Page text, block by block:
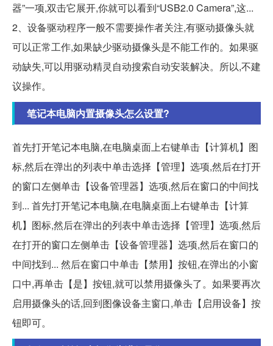
器”一项,双击它展开,你就可以看到“USB2.0 Camera”,这...
2、设备驱动程序一般不需要操作者关注,有驱动摄像头就
可以正常工作,如果缺少驱动摄像头是不能工作的。如果驱
动缺失,可以用驱动精灵自动搜索自动安装解决。所以,不建
议操作。
笔记本电脑内置摄像头怎么设置?
首先打开笔记本电脑,在电脑桌面上右键单击【计算机】图
标,然后在弹出的列表中单击选择【管理】选项,然后在打开
的窗口左侧单击【设备管理器】选项,然后在窗口的中间找
到... 首先打开笔记本电脑,在电脑桌面上右键单击【计算
机】图标,然后在弹出的列表中单击选择【管理】选项,然后
在打开的窗口左侧单击【设备管理器】选项,然后在窗口的
中间找到... 然后在窗口中单击【禁用】按钮,在弹出的小窗
口中,再单击【是】按钮,就可以禁用摄像头了。如果要再次
启用摄像头的话,回到图像设备主窗口,单击【启用设备】按
钮即可。